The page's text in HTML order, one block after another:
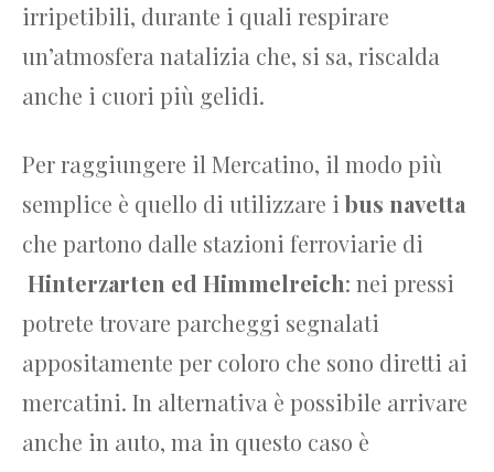
irripetibili, durante i quali respirare
un’atmosfera natalizia che, si sa, riscalda
anche i cuori più gelidi.
Per raggiungere il Mercatino, il modo più
semplice è quello di utilizzare i bus navetta
che partono dalle stazioni ferroviarie di
Hinterzarten ed Himmelreich: nei pressi
potrete trovare parcheggi segnalati
appositamente per coloro che sono diretti ai
mercatini. In alternativa è possibile arrivare
anche in auto, ma in questo caso è